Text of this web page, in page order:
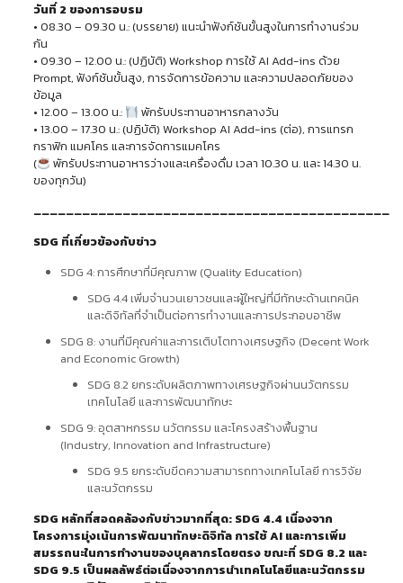
วันที่ 2 ของการอบรม
• 08.30 – 09.30 น.: (บรรยาย) แนะนำฟังก์ชันขั้นสูงในการทำงานร่วม
กัน
• 09.30 – 12.00 น.: (ปฏิบัติ) Workshop การใช้ AI Add-ins ด้วย
Prompt, ฟังก์ชันขั้นสูง, การจัดการข้อความ และความปลอดภัยของ
ข้อมูล
• 12.00 – 13.00 น.:
พักรับประทานอาหารกลางวัน
• 13.00 – 17.30 น.: (ปฏิบัติ) Workshop AI Add-ins (ต่อ), การแทรก
กราฟิก แมคโคร และการจัดการแมคโคร
(
พักรับประทานอาหารว่างและเครื่องดื่ม เวลา 10.30 น. และ 14.30 น.
ของทุกวัน)
……………………………………………………………………………………………………………………
SDG ที่เกี่ยวข้องกับข่าว
SDG 4: การศึกษาที่มีคุณภาพ (Quality Education)
SDG 4.4 เพิ่มจำนวนเยาวชนและผู้ใหญ่ที่มีทักษะด้านเทคนิค
และดิจิทัลที่จำเป็นต่อการทำงานและการประกอบอาชีพ
SDG 8: งานที่มีคุณค่าและการเติบโตทางเศรษฐกิจ (Decent Work
and Economic Growth)
SDG 8.2 ยกระดับผลิตภาพทางเศรษฐกิจผ่านนวัตกรรม
เทคโนโลยี และการพัฒนาทักษะ
SDG 9: อุตสาหกรรม นวัตกรรม และโครงสร้างพื้นฐาน
(Industry, Innovation and Infrastructure)
SDG 9.5 ยกระดับขีดความสามารถทางเทคโนโลยี การวิจัย
และนวัตกรรม
SDG หลักที่สอดคล้องกับข่าวมากที่สุด: SDG 4.4 เนื่องจาก
โครงการมุ่งเน้นการพัฒนาทักษะดิจิทัล การใช้ AI และการเพิ่ม
สมรรถนะในการทำงานของบุคลากรโดยตรง ขณะที่ SDG 8.2 และ
SDG 9.5 เป็นผลลัพธ์ต่อเนื่องจากการนำเทคโนโลยีและนวัตกรรม